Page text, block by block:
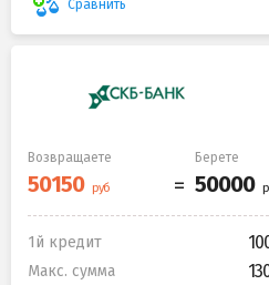
Сравнить
Возвращаете Берете
1й кредит
Макс. сумма